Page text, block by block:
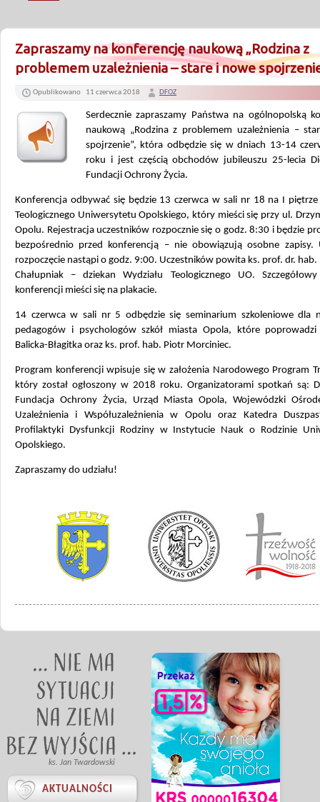
Zapraszamy na konferencję naukową „Rodzina z
problemem uzależnienia – stare i nowe
Opublikowano 11 czerwca 2018 DFOZ
Serdecznie zapraszamy Państwa na ogólnopolską
naukową „Rodzina z problemem uzależnienia –
spojrzenie”, która odbędzie się w dniach 13-14
roku i jest częścią obchodów jubileuszu 25-lecia
Fundacji Ochrony Życia.
Konferencja odbywać się będzie 13 czerwca w sali nr 18 na I piętrze
Teologicznego Uniwersytetu Opolskiego, który mieści się przy ul.
Opolu. Rejestracja uczestników rozpocznie się o godz. 8:30 i będzie
bezpośrednio przed konferencją – nie obowiązują osobne zapisy.
rozpoczęcie nastąpi o godz. 9:00. Uczestników powita ks. prof. dr. hab.
Chałupniak – dziekan Wydziału Teologicznego UO.
konferencji mieści się na plakacie.
14 czerwca w sali nr 5 odbędzie się seminarium szkoleniowe dla
pedagogów i psychologów szkół miasta Opola, które
Balicka-Błagitka oraz ks. prof. hab. Piotr Morciniec.
Program konferencji wpisuje się w założenia Narodowego Program
który został ogłoszony w 2018 roku. Organizatorami spotkań są:
Fundacja Ochrony Życia, Urząd Miasta Opola, Wojewódzki
Uzależnienia i Współuzależnienia w Opolu oraz Katedra
Profilaktyki Dysfunkcji Rodziny w Instytucie Nauk o Rodzinie
Opolskiego.
Zapraszamy do udziału!
ks. Jan Twardowski
 AKTUALNOŚCI